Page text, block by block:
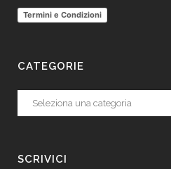
Termini e Condizioni
CATEGORIE
Categorie
SCRIVICI